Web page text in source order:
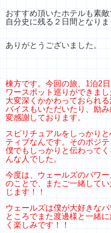
おすすめ頂いたホテルも素敵
自分史に残る２日間となりま
ありがとうございました。
棟方です。今回の旅、1泊2
ワースポット巡りができま
大変深くかかわっておられ
バイスもいただいたり、励
変感謝しております。
スピリチュアルをしっかり
ティブなんです。そのポジ
僕でもしっかりと伝わって
んな人でした。
今度は、ウェールズのパワ
のことで、またご一緒して
じます！！
ウェールズは僕が大好きな
ところでまた渡邊様と一緒
く楽しみです！！